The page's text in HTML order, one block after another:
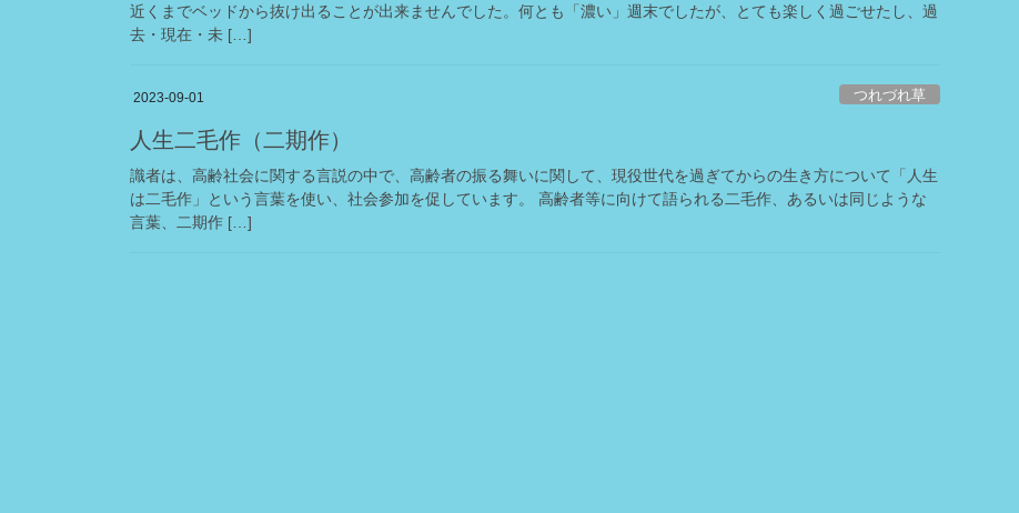
近くまでベッドから抜け出ることが出来ませんでした。何とも「濃い」週末でしたが、とても楽しく過ごせたし、過
去・現在・未 […]
2023-09-01 つれづれ草
人生二毛作（二期作）
識者は、高齢社会に関する言説の中で、高齢者の振る舞いに関して、現役世代を過ぎてからの生き方について「人生
は二毛作」という言葉を使い、社会参加を促しています。 高齢者等に向けて語られる二毛作、あるいは同じような
言葉、二期作 […]